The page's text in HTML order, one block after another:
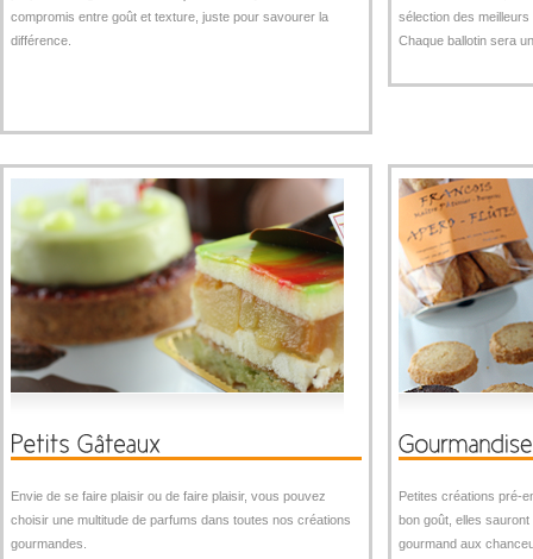
compromis entre goût et texture, juste pour savourer la
différence.
sélection des
Chaque ballotin sera
Envie de se faire plaisir ou de faire plaisir, vous pouvez
choisir une multitude de parfums dans toutes nos créations
gourmandes.
Petites créations pré-
bon goût, elles
gourmand aux